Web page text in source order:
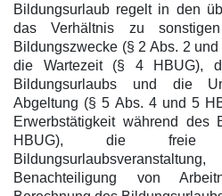
Bildungsurlaub regelt in den
das Verhältnis zu
Bildungszwecke (§ 2 Abs. 2
die Wartezeit (§ 4 HBUG),
Bildungsurlaubs und die
Abgeltung (§ 5 Abs. 4 und 5
Erwerbstätigkeit während des
HBUG), die freie
Benachteiligung von